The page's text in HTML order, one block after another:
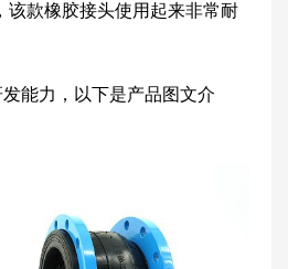
该款橡胶接头使用起来非常耐
能力，以下是产品图文介